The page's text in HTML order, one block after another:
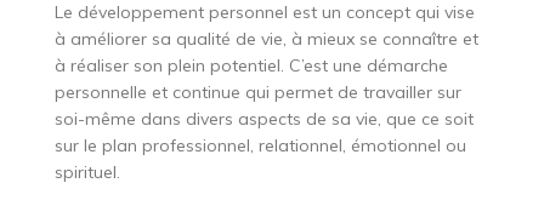
Le développement personnel est un concept qui vise
à améliorer sa qualité de vie, à mieux se connaître et
à réaliser son plein potentiel. C’est une démarche
personnelle et continue qui permet de travailler sur
soi-même dans divers aspects de sa vie, que ce soit
sur le plan professionnel, relationnel, émotionnel ou
spirituel.